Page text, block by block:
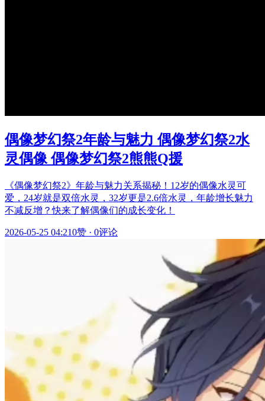
偶像梦幻祭2年龄与魅力 偶像梦幻祭2水
灵偶像 偶像梦幻祭2熊熊Q援
《偶像梦幻祭2》年龄与魅力关系揭秘！12岁的偶像水灵可
爱，24岁就是双倍水灵，32岁更是2.6倍水灵，年龄增长魅力
不减反增？快来了解偶像们的成长变化！
2026-05-25 04:210赞 · 0评论